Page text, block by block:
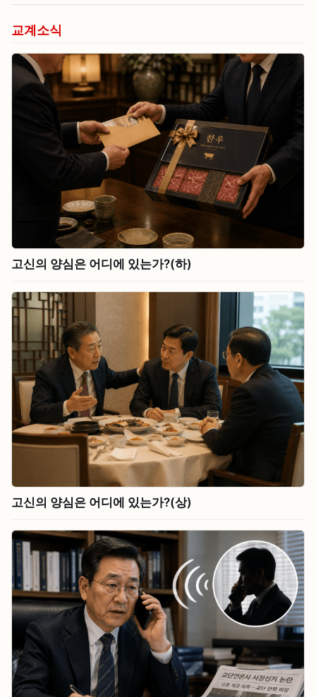
교계소식
고신의 양심은 어디에 있는가?(하)
고신의 양심은 어디에 있는가?(상)